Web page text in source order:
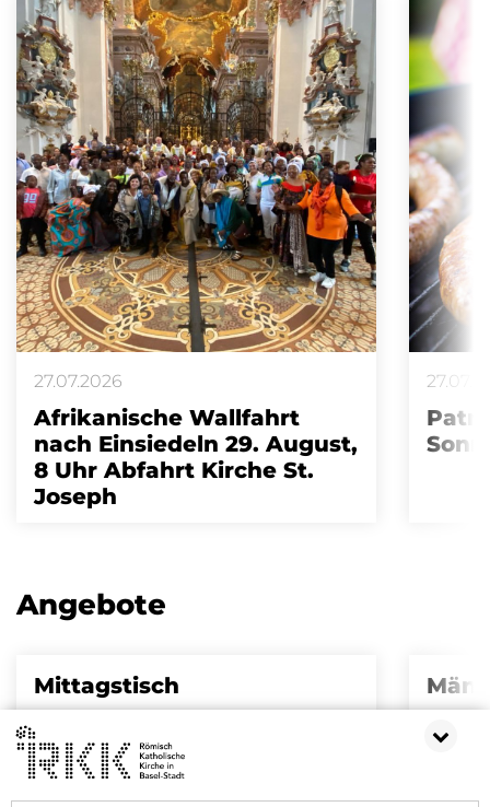
27.07.2026
Afrikanische Wallfahrt
nach Einsiedeln 29. August,
8 Uhr Abfahrt Kirche St.
Joseph
Angebote
Mittagstisch
Do. 06.08.2026
12:00 - 14:30
Essen und Trinken